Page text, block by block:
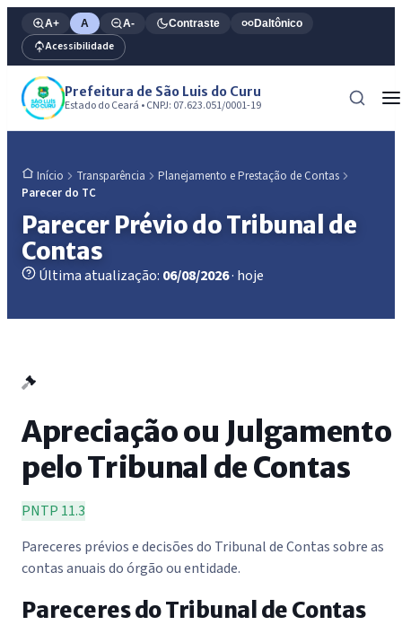
A+ A A- Contraste Daltônico
Acessibilidade
Prefeitura de São Luis do Curu
Estado do Ceará • CNPJ: 07.623.051/0001-19
Início Transparência
Planejamento e Prestação de Contas
Parecer do TC
Parecer Prévio do Tribunal de
Contas
Última atualização: 06/08/2026· hoje
Apreciação ou Julgamento
pelo Tribunal de Contas
PNTP 11.3
Pareceres prévios e decisões do Tribunal de Contas sobre as
contas anuais do órgão ou entidade.
Pareceres do Tribunal de Contas